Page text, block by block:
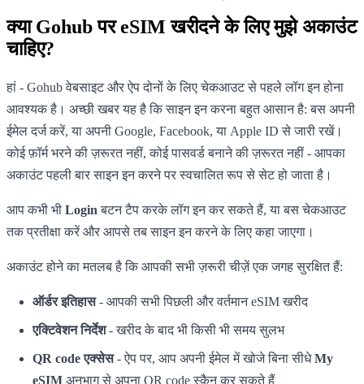
क्या Gohub पर eSIM खरीदने के लिए मुझे अकाउंट
चाहिए?
हां - Gohub वेबसाइट और ऐप दोनों के लिए चेकआउट से पहले लॉग इन होना
आवश्यक है। अच्छी खबर यह है कि साइन इन करना बहुत आसान है: बस अपनी
ईमेल दर्ज करें, या अपनी Google, Facebook, या Apple ID से जारी रखें।
कोई फ़ॉर्म भरने की ज़रूरत नहीं, कोई पासवर्ड बनाने की ज़रूरत नहीं - आपका
अकाउंट पहली बार साइन इन करने पर स्वचालित रूप से सेट हो जाता है।
आप कभी भी Login बटन टैप करके लॉग इन कर सकते हैं, या बस चेकआउट
तक प्रतीक्षा करें और आपसे तब साइन इन करने के लिए कहा जाएगा।
अकाउंट होने का मतलब है कि आपकी सभी ज़रूरी चीज़ें एक जगह सुरक्षित हैं:
ऑर्डर इतिहास- आपकी सभी पिछली और वर्तमान eSIM खरीद
एक्टिवेशन निर्देश- खरीद के बाद भी किसी भी समय सुलभ
QR code एक्सेस- ऐप पर, आप अपनी ईमेल में खोजे बिना सीधेMy
eSIM अनुभाग से अपना QR code स्कैन कर सकते हैं